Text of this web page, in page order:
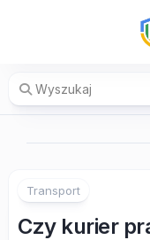
Transport
Czy kurier